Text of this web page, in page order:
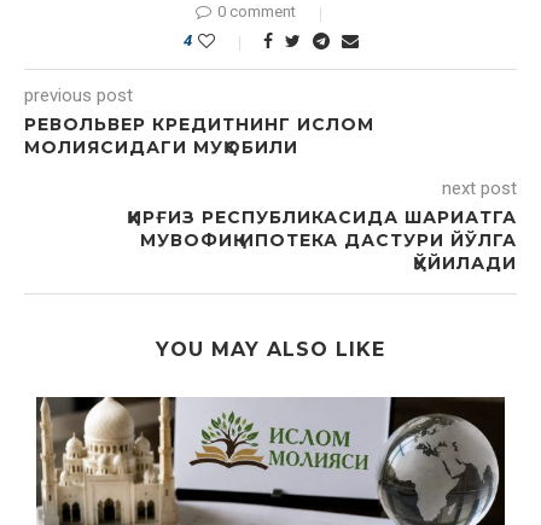
0 comment
4
previous post
PЕВОЛЬВЕР КРЕДИТНИНГ ИСЛОМ
МОЛИЯСИДАГИ МУҚОБИЛИ
next post
ҚИРҒИЗ РЕСПУБЛИКАСИДА ШАРИАТГА
МУВОФИҚ ИПОТЕКА ДАСТУРИ ЙЎЛГА
ҚЎЙИЛАДИ
YOU MAY ALSO LIKE